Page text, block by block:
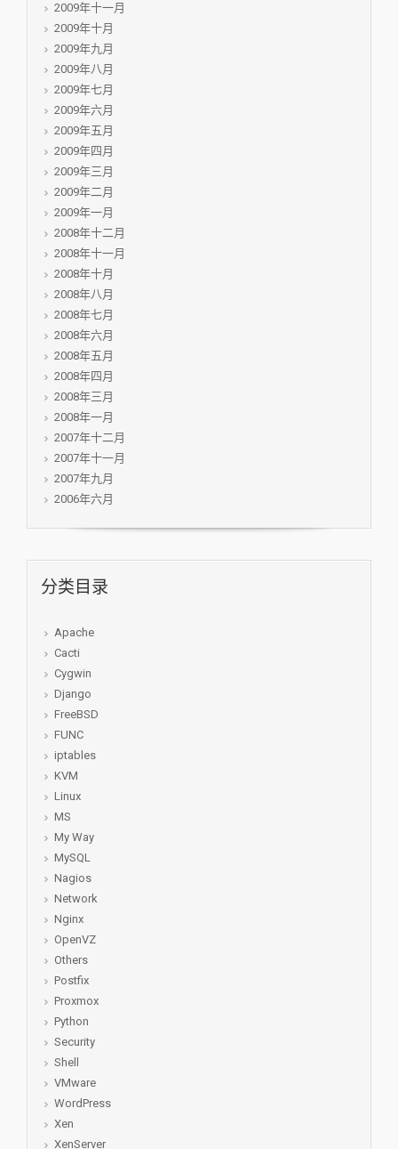
2009年十一月
2009年十月
2009年九月
2009年八月
2009年七月
2009年六月
2009年五月
2009年四月
2009年三月
2009年二月
2009年一月
2008年十二月
2008年十一月
2008年十月
2008年八月
2008年七月
2008年六月
2008年五月
2008年四月
2008年三月
2008年一月
2007年十二月
2007年十一月
2007年九月
2006年六月
分类目录
Apache
Cacti
Cygwin
Django
FreeBSD
FUNC
iptables
KVM
Linux
MS
My Way
MySQL
Nagios
Network
Nginx
OpenVZ
Others
Postfix
Proxmox
Python
Security
Shell
VMware
WordPress
Xen
XenServer